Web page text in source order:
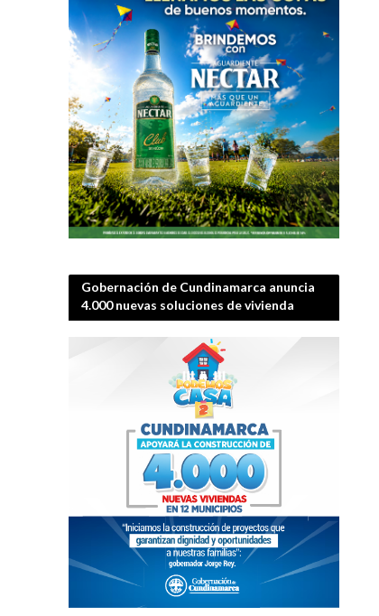
Gobernación de Cundinamarca anuncia
4.000 nuevas soluciones de vivienda